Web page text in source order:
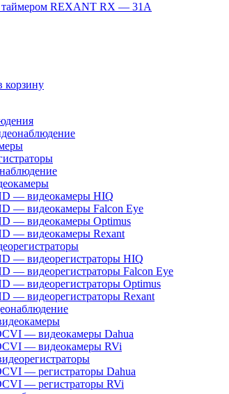
таймером REXANT RX — 31А
корзину
— видеокамеры HIQ
— видеокамеры Falcon Eye
— видеокамеры Optimus
— видеокамеры Rexant
— видеорегистраторы HIQ
— видеорегистраторы Falcon Eye
— видеорегистраторы Optimus
— видеорегистраторы Rexant
— видеокамеры Dahua
— видеокамеры RVi
— регистраторы Dahua
— регистраторы RVi